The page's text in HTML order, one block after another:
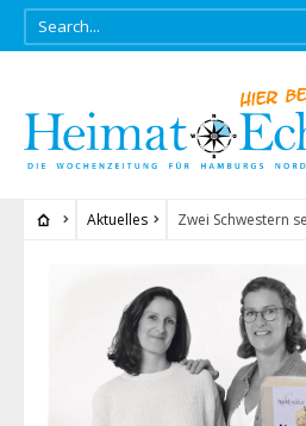
Aktuelles Zwei Schwestern